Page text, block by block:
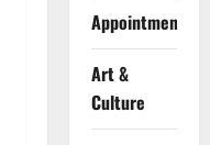
Appointments
Art &
Culture